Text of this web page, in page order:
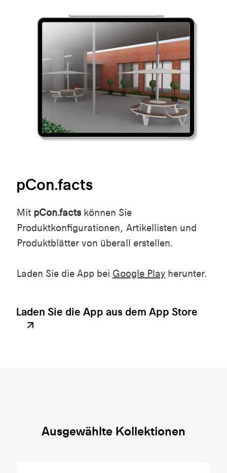
pCon.facts
Mit pCon.factskönnen Sie
Produktkonfigurationen, Artikellisten und
Produktblätter von überall erstellen.
Laden Sie die App bei Google Play herunter.
Laden Sie die App aus dem App Store
Ausgewählte Kollektionen